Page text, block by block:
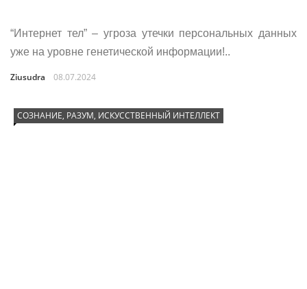
“Интернет тел” – угроза утечки персональных данных
уже на уровне генетической информации!..
Ziusudra 08.07.2024
СОЗНАНИЕ, РАЗУМ, ИСКУССТВЕННЫЙ ИНТЕЛЛЕКТ